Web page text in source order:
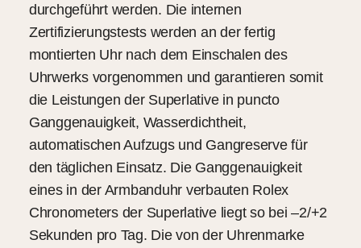
durchgeführt werden. Die internen
Zertifizierungstests werden an der fertig
montierten Uhr nach dem Einschalen des
Uhrwerks vorgenommen und garantieren somit
die Leistungen der Superlative in puncto
Ganggenauigkeit, Wasserdichtheit,
automatischen Aufzugs und Gangreserve für
den täglichen Einsatz. Die Ganggenauigkeit
eines in der Armbanduhr verbauten Rolex
Chronometers der Superlative liegt so bei –2/+2
Sekunden pro Tag. Die von der Uhrenmarke